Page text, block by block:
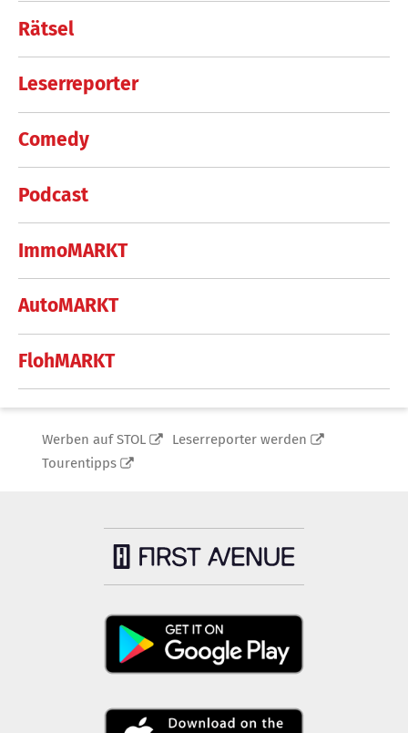
Rätsel
Leserreporter
Comedy
Podcast
ImmoMARKT
AutoMARKT
FlohMARKT
Werben auf STOL
Leserreporter werden
Tourentipps